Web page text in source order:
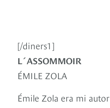
[/diners1]
L´ASSOMMOIR
ÉMILE ZOLA
Émile Zola era mi autor